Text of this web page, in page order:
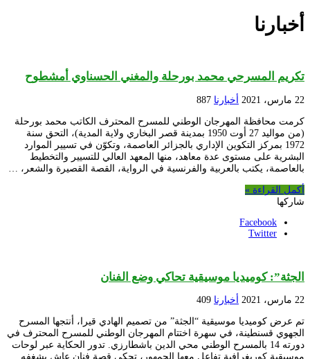
أخبارنا
تكريم المسرحي محمد بورحلة والمغني الحسناوي أمشطوح
22 مارس، 2021 أخبارنا 887
كرمت محافظة المهرجان الوطني للمسرح المحترف الكاتب محمد بورحلة
(من مواليد 27 أوت 1950 بمدينة قصر البخاري ولاية المدية)، التحق سنة
1972 بمركز التكوين الإداري بالجزائر العاصمة، وتكوّن في تسيير الموارد
البشرية على مستوى عدة معاهد، منها المعهد العالي للتسيير والتخطيط
بالعاصمة، يكتب بالعربية والفرنسية في الرواية، القصة القصيرة والشعر، …
أكمل القراءة »
شاركها
Facebook
Twitter
الجثة”: كوميديا موسيقية تحاكي وضع الفنان
22 مارس، 2021 أخبارنا 409
تم عرض كوميديا موسيقية “الجثة” من تصميم الهادي قيرا، أنتجها المسرح
الجهوي قسنطينة، في سهرة اختتام المهرجان الوطني للمسرح المحترف في
دورته 14 بالمسرح الوطني محي الدين باشطارزي. تدور الحكاية عبر لوحات
موسيقية كوريغرافية تفاعل معها الجمهور، تحكي قصة فنان عاش بشغفه